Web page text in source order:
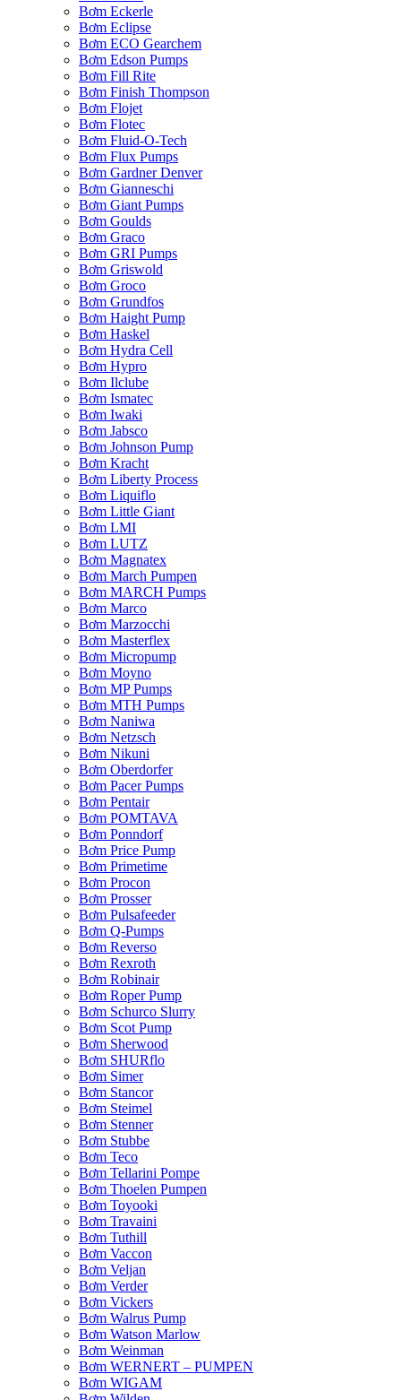
Bơm Eckerle
Bơm Eclipse
Bơm ECO Gearchem
Bơm Edson Pumps
Bơm Fill Rite
Bơm Finish Thompson
Bơm Flojet
Bơm Flotec
Bơm Fluid-O-Tech
Bơm Flux Pumps
Bơm Gardner Denver
Bơm Gianneschi
Bơm Giant Pumps
Bơm Goulds
Bơm Graco
Bơm GRI Pumps
Bơm Griswold
Bơm Groco
Bơm Grundfos
Bơm Haight Pump
Bơm Haskel
Bơm Hydra Cell
Bơm Hypro
Bơm Ilclube
Bơm Ismatec
Bơm Iwaki
Bơm Jabsco
Bơm Johnson Pump
Bơm Kracht
Bơm Liberty Process
Bơm Liquiflo
Bơm Little Giant
Bơm LMI
Bơm LUTZ
Bơm Magnatex
Bơm March Pumpen
Bơm MARCH Pumps
Bơm Marco
Bơm Marzocchi
Bơm Masterflex
Bơm Micropump
Bơm Moyno
Bơm MP Pumps
Bơm MTH Pumps
Bơm Naniwa
Bơm Netzsch
Bơm Nikuni
Bơm Oberdorfer
Bơm Pacer Pumps
Bơm Pentair
Bơm POMTAVA
Bơm Ponndorf
Bơm Price Pump
Bơm Primetime
Bơm Procon
Bơm Prosser
Bơm Pulsafeeder
Bơm Q-Pumps
Bơm Reverso
Bơm Rexroth
Bơm Robinair
Bơm Roper Pump
Bơm Schurco Slurry
Bơm Scot Pump
Bơm Sherwood
Bơm SHURflo
Bơm Simer
Bơm Stancor
Bơm Steimel
Bơm Stenner
Bơm Stubbe
Bơm Teco
Bơm Tellarini Pompe
Bơm Thoelen Pumpen
Bơm Toyooki
Bơm Travaini
Bơm Tuthill
Bơm Vaccon
Bơm Veljan
Bơm Verder
Bơm Vickers
Bơm Walrus Pump
Bơm Watson Marlow
Bơm Weinman
Bơm WERNERT – PUMPEN
Bơm WIGAM